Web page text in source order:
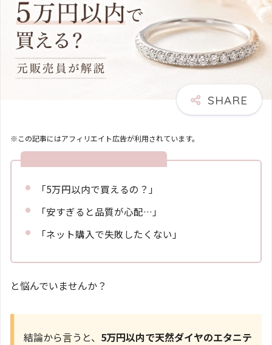
※この記事にはアフィリエイト広告が利用されています。
「5万円以内で買えるの？」
「安すぎると品質が心配…」
「ネット購入で失敗したくない」
と悩んでいませんか？
結論から言うと、 5万円以内で天然ダイヤのエタニテ